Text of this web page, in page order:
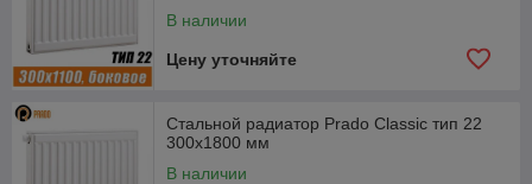
В наличии
Цену уточняйте
Стальной радиатор Prado Classic тип 22
300x1800 мм
В наличии